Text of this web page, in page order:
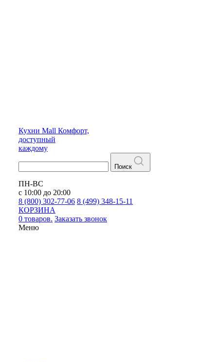
Кухни Mall Комфорт,
доступный
каждому
Поиск
ПН-ВС
с 10:00 до 20:00
8 (800) 302-77-06 8 (499) 348-15-11
КОРЗИНА
0 товаров. Заказать звонок
Меню